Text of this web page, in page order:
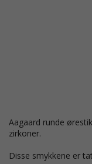
Aagaard runde ørestikker i 8 karat med og 2 fasettslipte hvite
zirkoner.
Disse smykkene er